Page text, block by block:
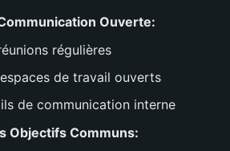
Ouverte:
régulières
de travail ouverts
de communication interne
Objectifs Communs: